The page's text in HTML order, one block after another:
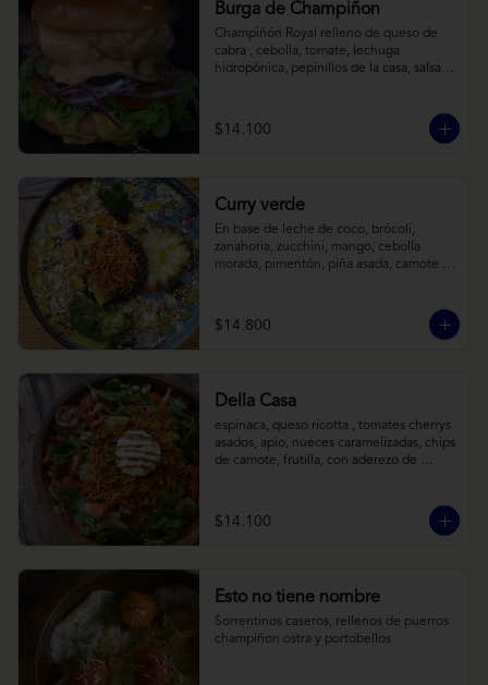
Burga de Champiñon
Champiñón Royal relleno de queso de
cabra , cebolla, tomate, lechuga
hidropónica, pepinillos de la casa, salsa
$14.100
Curry verde
En base de leche de coco, brócoli,
zanahoria, zucchini, mango, cebolla
morada, pimentón, piña asada, camote
$14.800
Della Casa
espinaca, queso ricotta , tomates cherrys
asados, apio, nueces caramelizadas, chips
de camote, frutilla, con aderezo de
$14.100
Esto no tiene nombre
Sorrentinos caseros, rellenos de puerros
champiñon ostra y portobellos